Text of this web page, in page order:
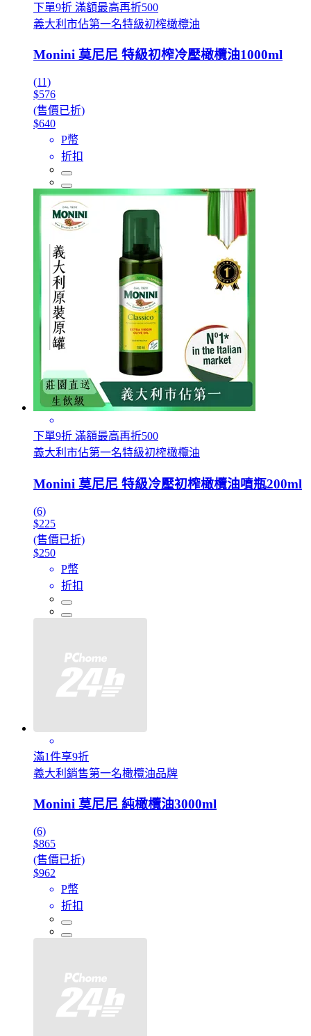
下單9折 滿額最高再折500
義大利市佔第一名特級初榨橄欖油
Monini 莫尼尼 特級初榨冷壓橄欖油1000ml
(11)
$576
(售價已折)
$640
P幣
折扣
下單9折 滿額最高再折500
義大利市佔第一名特級初榨橄欖油
Monini 莫尼尼 特級冷壓初榨橄欖油噴瓶200ml
(6)
$225
(售價已折)
$250
P幣
折扣
滿1件享9折
義大利銷售第一名橄欖油品牌
Monini 莫尼尼 純橄欖油3000ml
(6)
$865
(售價已折)
$962
P幣
折扣